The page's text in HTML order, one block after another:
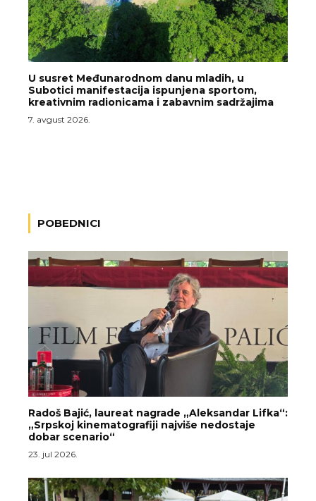
U susret Međunarodnom danu mladih, u
Subotici manifestacija ispunjena sportom,
kreativnim radionicama i zabavnim sadržajima
7. avgust 2026.
POBEDNICI
Radoš Bajić, laureat nagrade „Aleksandar Lifka“:
„Srpskoj kinematografiji najviše nedostaje
dobar scenario“
23. jul 2026.